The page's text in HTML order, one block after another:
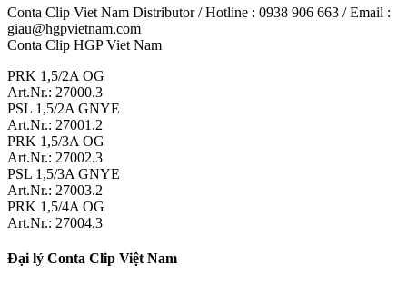
Conta Clip Viet Nam Distributor / Hotline : 0938 906 663 / Email :
giau@hgpvietnam.com
Conta Clip HGP Viet Nam
PRK 1,5/2A OG
Art.Nr.: 27000.3
PSL 1,5/2A GNYE
Art.Nr.: 27001.2
PRK 1,5/3A OG
Art.Nr.: 27002.3
PSL 1,5/3A GNYE
Art.Nr.: 27003.2
PRK 1,5/4A OG
Art.Nr.: 27004.3
Đại lý Conta Clip Việt Nam